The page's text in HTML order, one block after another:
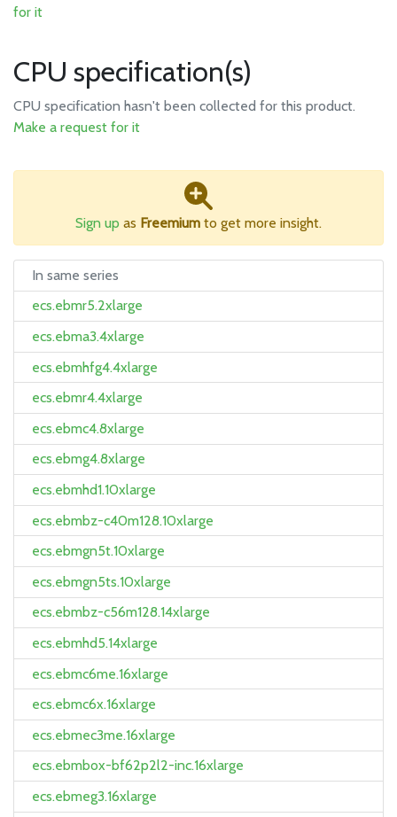
for it
CPU specification(s)
CPU specification hasn't been collected for this product.
Make a request for it
Sign up as Freemium to get more insight.
In same series
ecs.ebmr5.2xlarge
ecs.ebma3.4xlarge
ecs.ebmhfg4.4xlarge
ecs.ebmr4.4xlarge
ecs.ebmc4.8xlarge
ecs.ebmg4.8xlarge
ecs.ebmhd1.10xlarge
ecs.ebmbz-c40m128.10xlarge
ecs.ebmgn5t.10xlarge
ecs.ebmgn5ts.10xlarge
ecs.ebmbz-c56m128.14xlarge
ecs.ebmhd5.14xlarge
ecs.ebmc6me.16xlarge
ecs.ebmc6x.16xlarge
ecs.ebmec3me.16xlarge
ecs.ebmbox-bf62p2l2-inc.16xlarge
ecs.ebmeg3.16xlarge